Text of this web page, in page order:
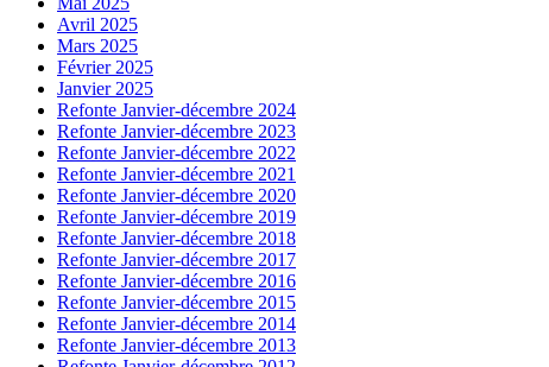
Avril 2025
Mars 2025
Février 2025
Janvier 2025
Refonte Janvier-décembre 2024
Refonte Janvier-décembre 2023
Refonte Janvier-décembre 2022
Refonte Janvier-décembre 2021
Refonte Janvier-décembre 2020
Refonte Janvier-décembre 2019
Refonte Janvier-décembre 2018
Refonte Janvier-décembre 2017
Refonte Janvier-décembre 2016
Refonte Janvier-décembre 2015
Refonte Janvier-décembre 2014
Refonte Janvier-décembre 2013